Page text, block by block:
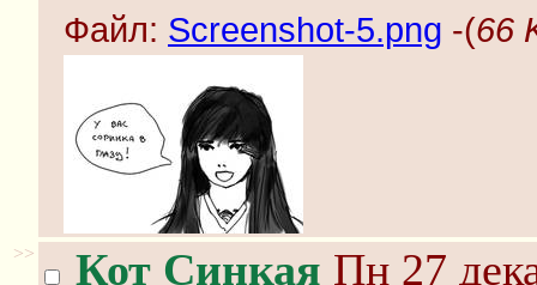
Файл: Screenshot-5.png -(66
>> Кот Синкая Пн 27